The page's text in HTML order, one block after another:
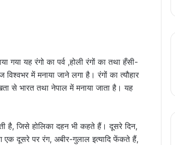
गया यह रंगो का पर्व ,होली रंगों का तथा हँसी-
में मनाया जाने लगा है। रंगों का त्यौहार
से भारत तथा नेपाल में मनाया जाता है। यह
है, जिसे होलिका दहन भी कहते हैं। दूसरे दिन,
दूसरे पर रंग, अबीर-गुलाल इत्यादि फेंकते हैं,